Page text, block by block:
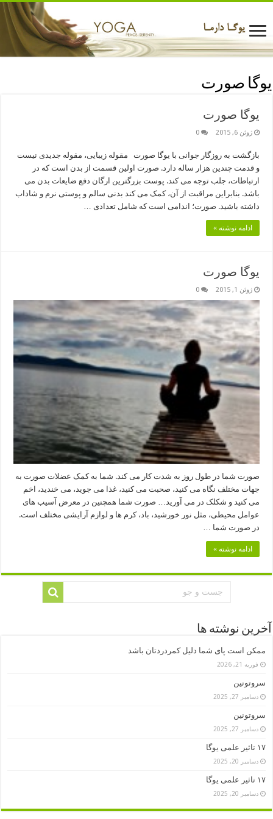
یوگا صورت
یوگا صورت
ژوئن 6, 2015 0
بازگشت به روزگار جوانی با یوگا صورت مقوله زیبایی، مقوله جدیدی نیست
و قدمت چندین هزار ساله دارد. صورت اولین قسمت از بدن است که در
ارتباطات، جلب توجه می کند. پوست بزرگترین ارگان دفع ضایعات بدن می
باشد. بنابراین مراقبت از آن، کمک می کند بدنی سالم و پوستی نرم و شاداب
داشته باشید. صورت؛ اندامی است که شامل تعدادی …
ادامه نوشته »
یوگا صورت
ژوئن 1, 2015 0
صورت شما در طول روز به شدت کار می کند. شما به کمک عضلات صورت به
جهات مختلف نگاه می کنید، صحبت می کنید، غذا می جوید، می خندید، اخم
می کنید و شکلک در می آورید… صورت شما همچنین در معرض آسیب های
عوامل محیطی، مثل نور خورشید، باد، کرم ها و لوازم آرایشی مختلف است.
در صورت شما …
ادامه نوشته »
آخرین نوشته ها
ممکن است پای شما دلیل کمردردتان باشد
فوریه 21, 2026
سروتونین
دسامبر 27, 2025
سروتونین
دسامبر 27, 2025
۱۷ تاثیر علمی یوگا
دسامبر 20, 2025
۱۷ تاثیر علمی یوگا
دسامبر 20, 2025